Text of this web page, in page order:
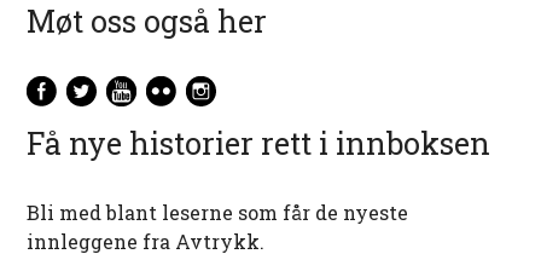
Møt oss også her
Få nye historier rett i innboksen
Bli med blant leserne som får de nyeste
innleggene fra Avtrykk.